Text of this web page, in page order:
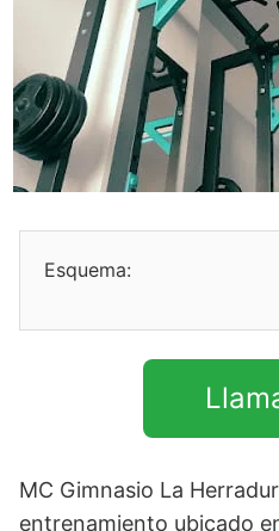
Esquema:
MC Gimnasio La
entrenamiento ubicado